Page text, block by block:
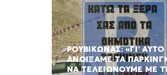
ΡΟΥΒΊΚΩΝΑΣ: «ΓΙ’ ΑΥΤΌ
ΑΝΟΊΞΑΜΕ ΤΑ
ΝΑ ΤΕΛΕΙΏΝΟΥΜΕ ΜΕ